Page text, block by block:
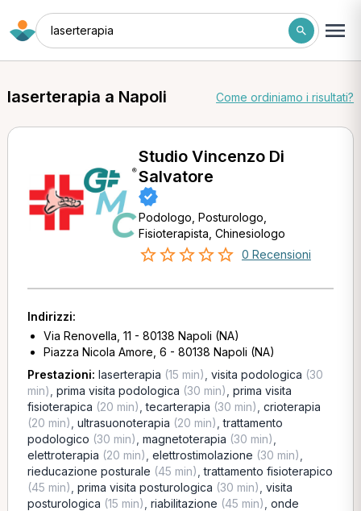
laserterapia
laserterapia a Napoli Come ordiniamo i risultati?
Studio Vincenzo Di
Salvatore
Podologo, Posturologo,
Fisioterapista, Chinesiologo
0 Recensioni
Indirizzi:
Via Renovella, 11 - 80138 Napoli (NA)
Piazza Nicola Amore, 6 - 80138 Napoli (NA)
Prestazioni: laserterapia (15 min) visita podologica (30
min) prima visita podologica (30 min) prima visita
fisioterapica (20 min) ,tecarterapia (30 min) crioterapia
(20 min) ultrasuonoterapia (20 min) ,trattamento
podologico (30 min) magnetoterapia (30 min)
elettroterapia (20 min) elettrostimolazione (30 min)
rieducazione posturale (45 min) ,trattamento fisioterapico
(45 min) prima visita posturologica (30 min) visita
posturologica (15 min) riabilitazione (45 min) onde